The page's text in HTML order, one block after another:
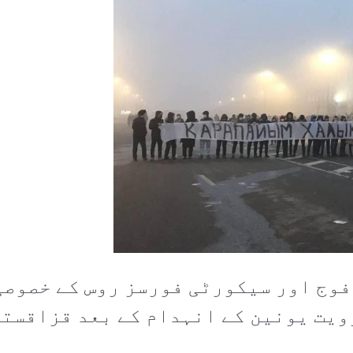
فوج اور سیکورٹی فورسز روس
یونین کے انہدام کے بعد